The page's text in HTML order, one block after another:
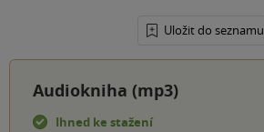
Uložit do seznamu
Audiokniha (mp3)
Ihned ke stažení